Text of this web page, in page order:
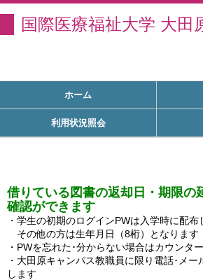
国際医療福祉大学 大
ホーム
利用状況照会
借りている図書の返却日・期限の
確認ができます
・学生の初期のログインPWは入学時に配布
その他の方は生年月日（8桁）となります
・PWを忘れた･分からない場合はカウンタ
・大田原キャンパス教職員に限り電話･メ
します